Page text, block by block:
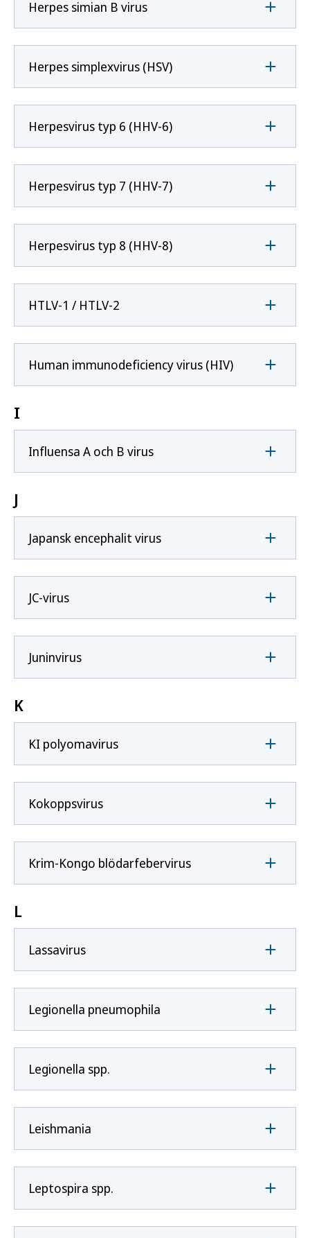
Herpes simian B virus
Herpes simplexvirus (HSV)
Herpesvirus typ 6 (HHV-6)
Herpesvirus typ 7 (HHV-7)
Herpesvirus typ 8 (HHV-8)
HTLV-1 / HTLV-2
Human immunodeficiency virus (HIV)
I
Influensa A och B virus
J
Japansk encephalit virus
JC-virus
Juninvirus
K
KI polyomavirus
Kokoppsvirus
Krim-Kongo blödarfebervirus
L
Lassavirus
Legionella pneumophila
Legionella spp.
Leishmania
Leptospira spp.